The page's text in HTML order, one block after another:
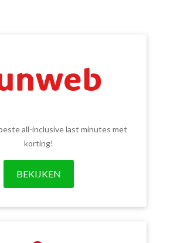
all-inclusive last minutes met
korting!
BEKIJKEN